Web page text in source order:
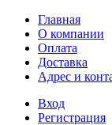
Главная
О компании
Оплата
Доставка
Адрес и
Вход
Регистрация